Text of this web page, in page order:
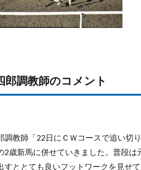
郎調教師のコメント
調教師「22日にＣＷコースで追い切
2歳新馬に併せていきました。普段
すととても良いフットワークを見せ